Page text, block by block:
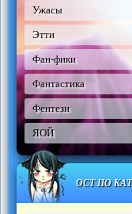
Ужасы
Этти
Фан-фики
Фантастика
Фентези
ЯОЙ
ОСТ ПО